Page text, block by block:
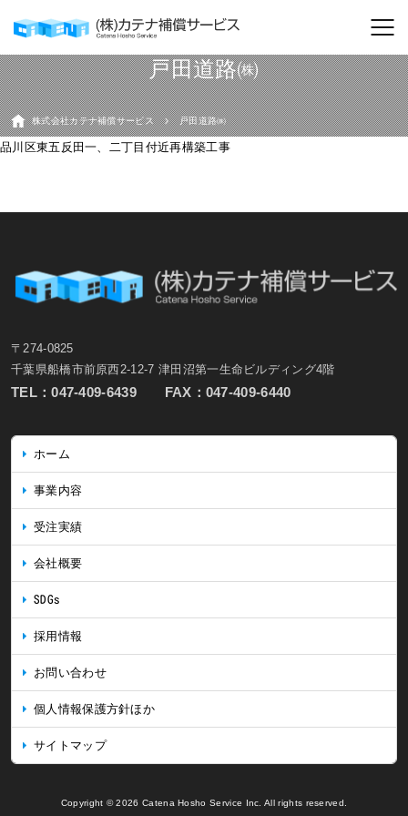
戸田道路㈱
株式会社カテナ補償サービス 戸田道路㈱
品川区東五反田一、二丁目付近再構築工事
〒274-0825
千葉県船橋市前原西2-12-7 津田沼第一生命ビルディング4階
TEL：047-409-6439 FAX：047-409-6440
ホーム
事業内容
受注実績
会社概要
SDGs
採用情報
お問い合わせ
個人情報保護方針ほか
サイトマップ
Copyright © 2026 Catena Hosho Service Inc. All rights reserved.